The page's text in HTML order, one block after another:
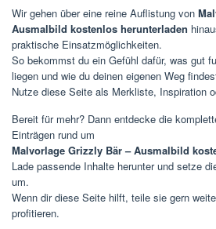
Wir gehen über eine reine Auflistung von
Ausmalbild kostenlos herunterladen
praktische Einsatzmöglichkeiten.
So bekommst du ein Gefühl dafür, was gut
liegen und wie du deinen eigenen Weg
Nutze diese Seite als Merkliste, Inspiration
Bereit für mehr? Dann entdecke die
Einträgen rund um
Malvorlage Grizzly Bär – Ausmalbild
Lade passende Inhalte herunter und setze
um.
Wenn dir diese Seite hilft, teile sie gern
profitieren.